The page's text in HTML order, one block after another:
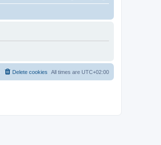
All times are UTC+02:00
Delete cookies